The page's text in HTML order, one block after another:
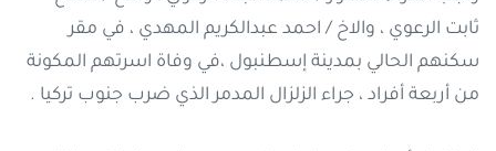
ثابت الرعوي ، والاخ / احمد عبدالكريم المهدي ، في مقر
سكنهم الحالي بمدينة إسطنبول ،في وفاة اسرتهم المكونة
من أربعة أفراد ، جراء الزلزال المدمر الذي ضرب جنوب تركيا .